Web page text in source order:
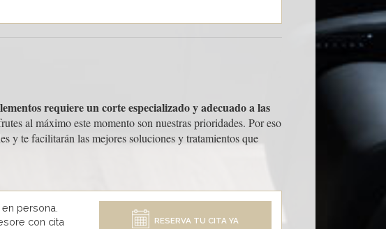
requiere un corte especializado y adecuado a las
al máximo este momento son nuestras prioridades. Por eso
y te facilitarán las mejores soluciones y tratamientos que
persona.
con cita
RESERVA TU CITA YA